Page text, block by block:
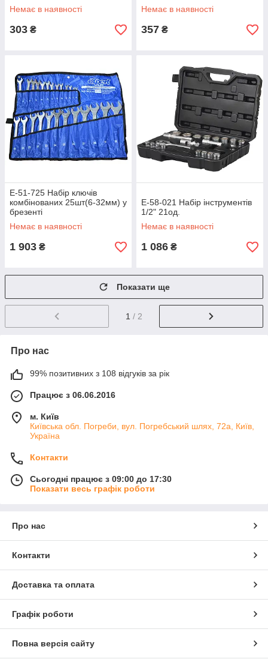
Немає в наявності
303 ₴
Немає в наявності
357 ₴
E-51-725 Набір ключів
комбінованих 25шт(6-32мм) у
брезенті
Немає в наявності
1 903 ₴
E-58-021 Набір інструментів
1/2" 21од.
Немає в наявності
1 086 ₴
Показати ще
1 / 2
Про нас
99% позитивних з 108 відгуків за рік
Працює з 06.06.2016
м. Київ
Київська обл. Погреби, вул. Погребський шлях, 72а, Київ,
Україна
Контакти
Сьогодні працює з 09:00 до 17:30
Показати весь графік роботи
Про нас
Контакти
Доставка та оплата
Графік роботи
Повна версія сайту